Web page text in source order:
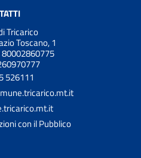
Tricarico
Toscano, 1
526111
con il Pubblico